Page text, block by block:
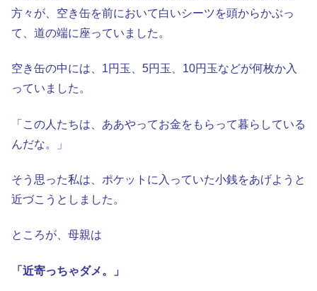
方々が、空き缶を前において白いシーツを頭からかぶっ
て、道の端に座っていました。
空き缶の中には、1円玉、5円玉、10円玉などが何枚か入
っていました。
「この人たちは、ああやってお金をもらって暮らしている
んだな。」
そう思った私は、ポケットに入っていた小銭をあげようと
近づこうとしました。
ところが、母親は
「近寄っちゃダメ。」